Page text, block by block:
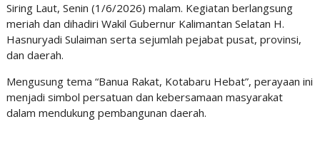
Siring Laut, Senin (1/6/2026) malam. Kegiatan berlangsung
meriah dan dihadiri Wakil Gubernur Kalimantan Selatan H.
Hasnuryadi Sulaiman serta sejumlah pejabat pusat, provinsi,
dan daerah.
‎Mengusung tema “Banua Rakat, Kotabaru Hebat”, perayaan ini
menjadi simbol persatuan dan kebersamaan masyarakat
dalam mendukung pembangunan daerah.